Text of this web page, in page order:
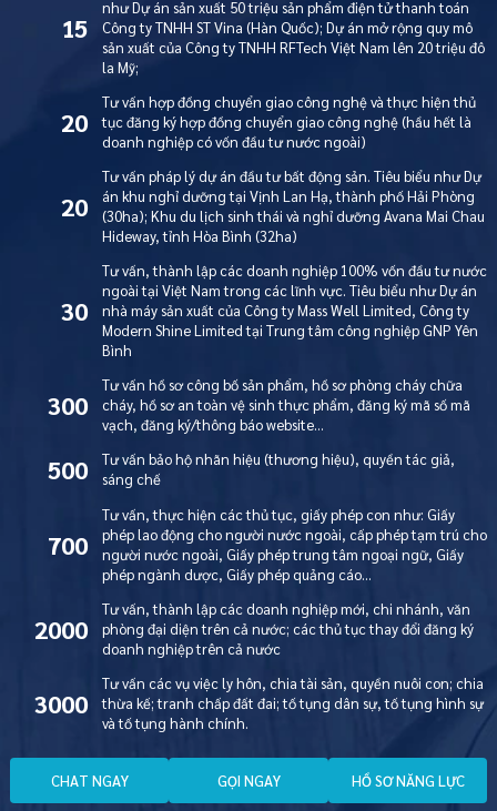
15
như Dự án sản xuất 50 triệu sản phẩm điện tử thanh toán
Công ty TNHH ST Vina (Hàn Quốc); Dự án mở rộng quy mô
sản xuất của Công ty TNHH RFTech Việt Nam lên 20 triệu đô
la Mỹ;
20
Tư vấn hợp đồng chuyển giao công nghệ và thực hiện thủ
tục đăng ký hợp đồng chuyển giao công nghệ (hầu hết là
doanh nghiệp có vốn đầu tư nước ngoài)
20
Tư vấn pháp lý dự án đầu tư bất động sản. Tiêu biểu như Dự
án khu nghỉ dưỡng tại Vịnh Lan Hạ, thành phố Hải Phòng
(30ha); Khu du lịch sinh thái và nghỉ dưỡng Avana Mai Chau
Hideway, tỉnh Hòa Bình (32ha)
30
Tư vấn, thành lập các doanh nghiệp 100% vốn đầu tư nước
ngoài tại Việt Nam trong các lĩnh vực. Tiêu biểu như Dự án
nhà máy sản xuất của Công ty Mass Well Limited, Công ty
Modern Shine Limited tại Trung tâm công nghiệp GNP Yên
Bình
300
Tư vấn hồ sơ công bố sản phẩm, hồ sơ phòng cháy chữa
cháy, hồ sơ an toàn vệ sinh thực phẩm, đăng ký mã số mã
vạch, đăng ký/thông báo website…
500
Tư vấn bảo hộ nhãn hiệu (thương hiệu), quyền tác giả,
sáng chế
700
Tư vấn, thực hiện các thủ tục, giấy phép con như: Giấy
phép lao động cho người nước ngoài, cấp phép tạm trú cho
người nước ngoài, Giấy phép trung tâm ngoại ngữ, Giấy
phép ngành dược, Giấy phép quảng cáo…
2000
Tư vấn, thành lập các doanh nghiệp mới, chi nhánh, văn
phòng đại diện trên cả nước; các thủ tục thay đổi đăng ký
doanh nghiệp trên cả nước
3000
Tư vấn các vụ việc ly hôn, chia tài sản, quyền nuôi con; chia
thừa kế; tranh chấp đất đai; tố tụng dân sự, tố tụng hình sự
và tố tụng hành chính.
CHAT NGAY GỌI NGAY HỒ SƠ NĂNG LỰC